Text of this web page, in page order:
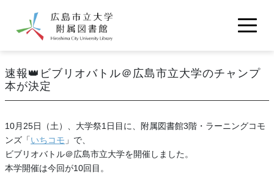
学内向け
交通アクセス
資料の検索
電子ジャーナル
雑誌・視聴覚・新聞所蔵リスト
機関リポジトリ
図書館について
図書館概要
いちコモ
図書館報『知恵の樹』
お問い合わせ
速報👑ビブリオバトル＠広島市立大学のチャンプ
本が決定
10月25日（土）、大学祭1日目に、附属図書館3階・ラーニングコモ
ンズ「いちコモ 」で、
ビブリオバトル＠広島市立大学を開催しました。
本学開催は今回が10回目。